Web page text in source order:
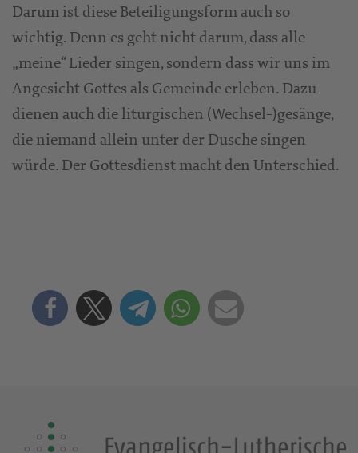
Darum ist diese Beteiligungsform auch so
wichtig. Denn es geht nicht darum, dass alle
„meine“ Lieder singen, sondern dass wir uns im
Angesicht Gottes als Gemeinde erleben. Dazu
dienen auch die liturgischen (Wechsel-)gesänge,
die niemand allein unter der Dusche singen
würde. Der Gottesdienst macht den Unterschied.